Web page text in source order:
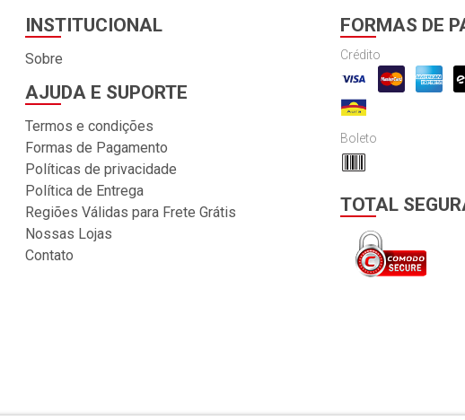
INSTITUCIONAL
Sobre
AJUDA E SUPORTE
Termos e condições
Formas de Pagamento
Políticas de privacidade
Política de Entrega
Regiões Válidas para Frete Grátis
Nossas Lojas
Contato
FORMAS DE
Crédito
Boleto
TOTAL